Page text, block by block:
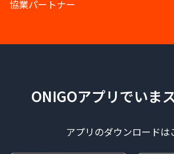
協業パートナー
ONIGOアプリでいま
アプリのダウンロードは